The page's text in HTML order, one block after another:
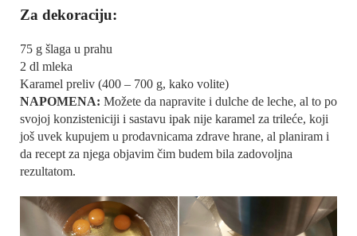
Za dekoraciju:
75 g šlaga u prahu
2 dl mleka
Karamel preliv (400 – 700 g, kako volite)
NAPOMENA: Možete da napravite i dulche de leche, al to po
svojoj konzisteniciji i sastavu ipak nije karamel za trileće, koji
još uvek kupujem u prodavnicama zdrave hrane, al planiram i
da recept za njega objavim čim budem bila zadovoljna
rezultatom.